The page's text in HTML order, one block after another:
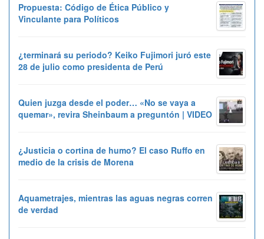
Propuesta: Código de Ética Público y
Vinculante para Políticos
¿terminará su periodo? Keiko Fujimori juró este
28 de julio como presidenta de Perú
Quien juzga desde el poder… «No se vaya a
quemar», revira Sheinbaum a preguntón | VIDEO
¿Justicia o cortina de humo? El caso Ruffo en
medio de la crisis de Morena
Aquametrajes, mientras las aguas negras corren
de verdad